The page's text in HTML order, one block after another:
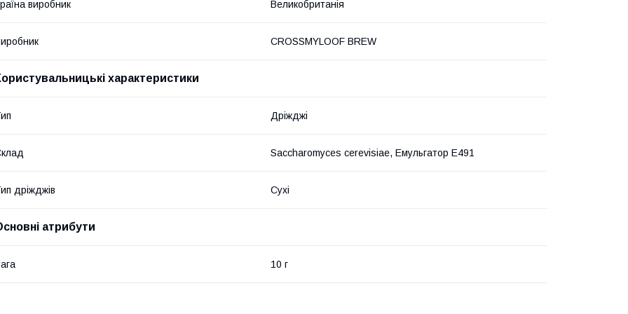
виробник Великобританія
CROSSMYLOOF BREW
характеристики
Дріжджі
Saccharomyces cerevisiae, Емульгатор E491
дріжджів Сухі
атрибути
10 г